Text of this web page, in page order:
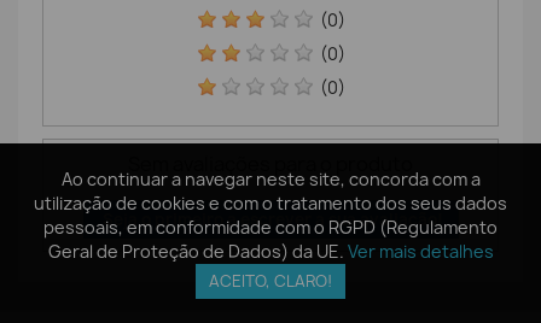
Ao continuar a navegar neste site, concorda com a
utilização de cookies e com o tratamento dos seus dados
pessoais, em conformidade com o RGPD (Regulamento
Geral de Proteção de Dados) da UE. Ver mais detalhes
ACEITO, CLARO!
(0)
(0)
(0)
Seja o primeiro a escrever a sua avaliação!
Ao continuar a navegar neste site, concorda com a
utilização de cookies e com o tratamento dos seus dados
pessoais, em conformidade com o RGPD (Regulamento
Geral de Proteção de Dados) da UE. Ver mais detalhes
ACEITO, CLARO!